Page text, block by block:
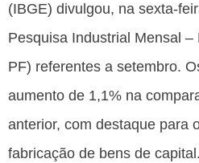
(IBGE) divulgou, na sexta-
Pesquisa Industrial Mensal
PF) referentes a setembro.
aumento de 1,1% na
anterior, com destaque para
fabricação de bens de